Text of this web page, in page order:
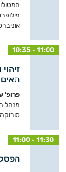
10:35 - 11:00
פרופ'
מנהל
11:00 - 11:30